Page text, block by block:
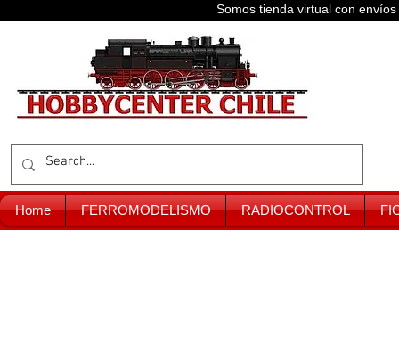
Somos tienda virtual con
Home FERROMODELISMO RADIOCONTROL